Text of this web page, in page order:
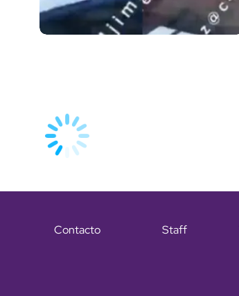
Contacto Staff